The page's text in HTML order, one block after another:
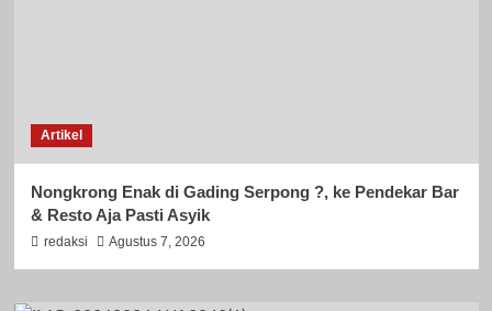
Artikel
Nongkrong Enak di Gading Serpong ?, ke Pendekar Bar
& Resto Aja Pasti Asyik
redaksi Agustus 7, 2026